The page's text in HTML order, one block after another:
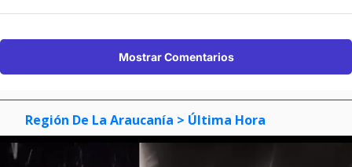
Mostrar Comentarios
Región De La Araucanía > Última Hora